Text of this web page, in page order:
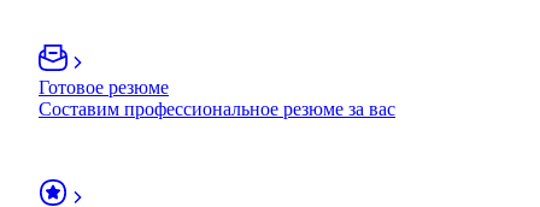
Готовое резюме
Составим профессиональное резюме за вас